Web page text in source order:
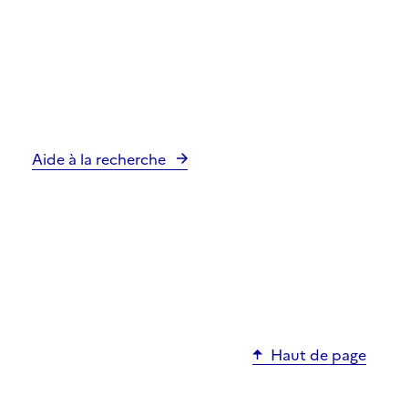
Aide à la recherche
Haut de page